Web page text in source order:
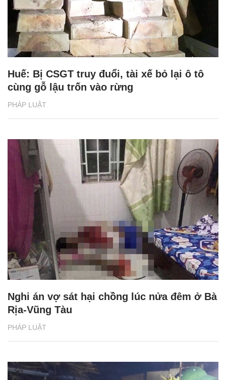
PHÁP LUẬT
Huế: Bị CSGT truy đuổi, tài xế bỏ lại ô tô
cùng gỗ lậu trốn vào rừng
PHÁP LUẬT
Nghi án vợ sát hại chồng lúc nửa đêm ở Bà
Rịa-Vũng Tàu